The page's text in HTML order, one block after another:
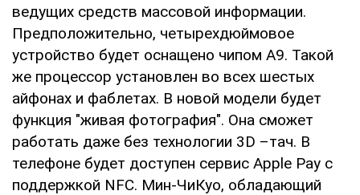
ведущих средств массовой информации.
Предположительно, четырехдюймовое
устройство будет оснащено чипом A9. Такой
же процессор установлен во всех шестых
айфонах и фаблетах. В новой модели будет
функция "живая фотография". Она сможет
работать даже без технологии 3D –тач. В
телефоне будет доступен сервис Apple Pay с
поддержкой NFC. Мин-ЧиКуо, обладающий